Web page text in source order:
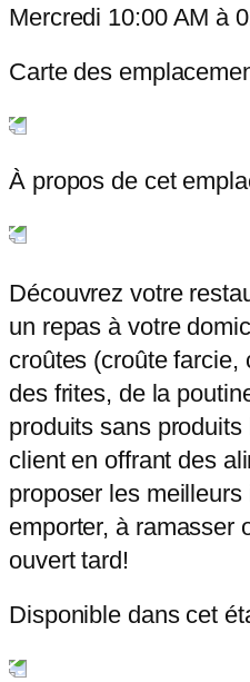
Mercredi 10:00 AM à
Carte des
À propos de cet
Découvrez votre
un repas à votre
croûtes (croûte farcie,
des frites, de la
produits sans
client en offrant des
proposer les
emporter, à ramasser
ouvert tard!
Disponible dans cet